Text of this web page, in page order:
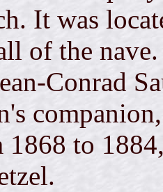
It was
of the
Conrad
1868 to